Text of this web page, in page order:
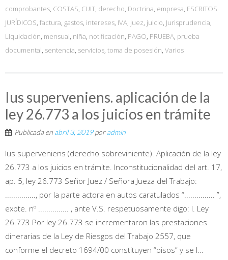
comprobantes, COSTAS, CUIT, derecho, Doctrina, empresa, ESCRITOS
JURÍDICOS, factura, gastos, intereses, IVA, juez, juicio, Jurisprudencia,
Liquidación, mensual, niña, notificación, PAGO, PRUEBA, prueba
documental, sentencia, servicios, toma de posesión, Varios
Ius superveniens. aplicación de la
ley 26.773 a los juicios en trámite
Publicada en abril 3, 2019poradmin
Ius superveniens (derecho sobreviniente). Aplicación de la ley
26.773 a los juicios en trámite. Inconstitucionalidad del art. 17,
ap. 5, ley 26.773 Señor Juez / Señora Jueza del Trabajo:
..............., por la parte actora en autos caratulados “............... ”,
expte. nº ............... , ante V.S. respetuosamente digo: I. Ley
26.773 Por ley 26.773 se incrementaron las prestaciones
dinerarias de la Ley de Riesgos del Trabajo 2557, que
conforme el decreto 1694/00 constituyen “pisos” y se l...